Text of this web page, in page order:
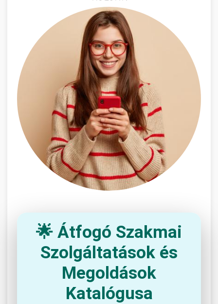
🌟 Átfogó Szakmai
Szolgáltatások és
Megoldások
Katalógusa